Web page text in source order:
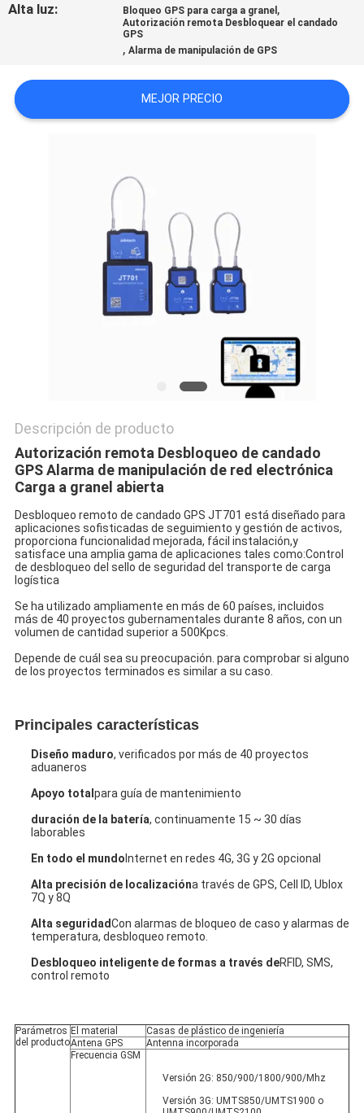
PIDA
CITA
MAPA
Alta luz: Bloqueo GPS para carga a granel ,
Autorización remota Desbloquear el candado
GPS
,Alarma de manipulación de GPS
MEJOR PRECIO
Descripción de producto
Autorización remota Desbloqueo de candado
GPS Alarma de manipulación de red electrónica
Carga a granel abierta
Desbloqueo remoto de candado GPS JT701 está diseñado para
aplicaciones sofisticadas de seguimiento y gestión de activos,
proporciona funcionalidad mejorada, fácil instalación,y
satisface una amplia gama de aplicaciones tales como:Control
de desbloqueo del sello de seguridad del transporte de carga
logística
Se ha utilizado ampliamente en más de 60 países, incluidos
más de 40 proyectos gubernamentales durante 8 años, con un
volumen de cantidad superior a 500Kpcs.
Depende de cuál sea su preocupación. para comprobar si alguno
de los proyectos terminados es similar a su caso.
Principales características
Diseño maduro, verificados por más de 40 proyectos
aduaneros
Apoyo total para guía de mantenimiento
duración de la batería, continuamente 15 ~ 30 días
laborables
En todo el mundo Internet en redes 4G, 3G y 2G opcional
Alta precisión de localizacióna través de GPS, Cell ID, Ublox
7Q y 8Q
Alta seguridadCon alarmas de bloqueo de caso y alarmas de
temperatura, desbloqueo remoto.
Desbloqueo inteligente de formas a través deRFID, SMS,
control remoto
Parámetros
del producto
El material
Casas de plástico de ingeniería
Antena GPS
Antenna incorporada
Frecuencia GSM
Versión 2G: 850/900/1800/900/Mhz
Versión 3G: UMTS850/UMTS1900 o